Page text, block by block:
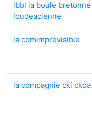
lbbl la boule bretonne
loudeacienne
la comimprevisible
la compagnie cki ckoa